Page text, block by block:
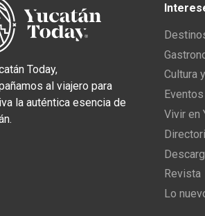
Today,
al viajero para
la auténtica esencia de
Cultura
Vivir en
Revista
Lo